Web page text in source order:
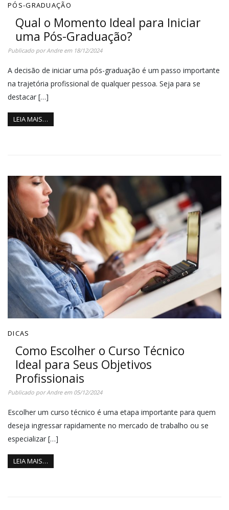
PÓS-GRADUAÇÃO
Qual o Momento Ideal para Iniciar
uma Pós-Graduação?
Publicado porAndreem 18/12/2024
A decisão de iniciar uma pós-graduação é um passo importante
na trajetória profissional de qualquer pessoa. Seja para se
destacar […]
LEIA MAIS…
DICAS
Como Escolher o Curso Técnico
Ideal para Seus Objetivos
Profissionais
Publicado porAndreem 05/12/2024
Escolher um curso técnico é uma etapa importante para quem
deseja ingressar rapidamente no mercado de trabalho ou se
especializar […]
LEIA MAIS…